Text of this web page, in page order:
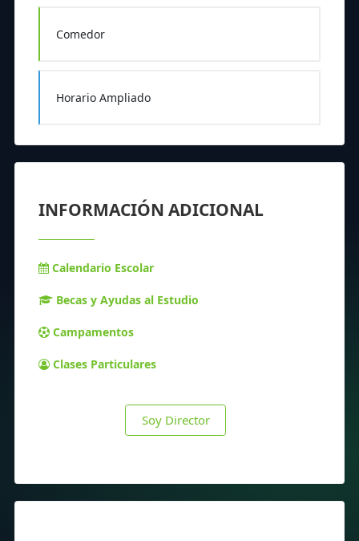
Comedor
Horario Ampliado
INFORMACIÓN ADICIONAL
Calendario Escolar
Becas y Ayudas al Estudio
Campamentos
Clases Particulares
Soy Director